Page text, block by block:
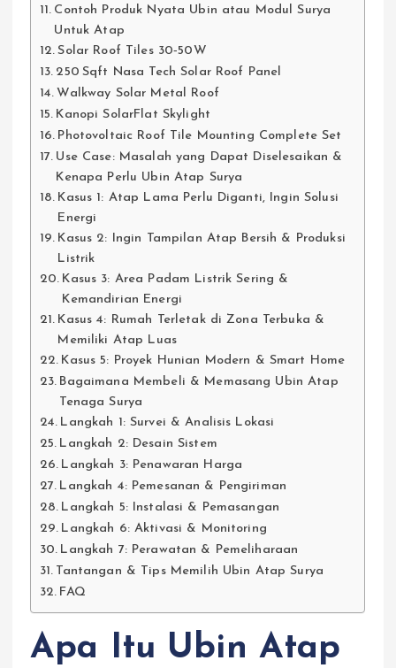
Contoh Produk Nyata Ubin atau Modul Surya
Untuk Atap
Solar Roof Tiles 30‑50W
250 Sqft Nasa Tech Solar Roof Panel
Walkway Solar Metal Roof
Kanopi SolarFlat Skylight
Photovoltaic Roof Tile Mounting Complete Set
Use Case: Masalah yang Dapat Diselesaikan &
Kenapa Perlu Ubin Atap Surya
Kasus 1: Atap Lama Perlu Diganti, Ingin Solusi
Energi
Kasus 2: Ingin Tampilan Atap Bersih & Produksi
Listrik
Kasus 3: Area Padam Listrik Sering &
Kemandirian Energi
Kasus 4: Rumah Terletak di Zona Terbuka &
Memiliki Atap Luas
Kasus 5: Proyek Hunian Modern & Smart Home
Bagaimana Membeli & Memasang Ubin Atap
Tenaga Surya
Langkah 1: Survei & Analisis Lokasi
Langkah 2: Desain Sistem
Langkah 3: Penawaran Harga
Langkah 4: Pemesanan & Pengiriman
Langkah 5: Instalasi & Pemasangan
Langkah 6: Aktivasi & Monitoring
Langkah 7: Perawatan & Pemeliharaan
Tantangan & Tips Memilih Ubin Atap Surya
FAQ
Apa Itu Ubin Atap